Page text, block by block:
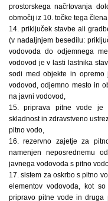
prostorskega načrtovanja
območij iz 10. točke tega člena,
14. priključek stavbe ali
(v nadaljnjem besedilu:
vodovoda do odjemnega
vodovod je v lasti lastnika
sodi med objekte in opremo
vodovod, odjemno mesto in
na javni vodovod,
15. priprava pitne vode je
skladnost in zdravstveno
pitno vodo,
16. rezervno zajetje za
namenjen neposrednemu
javnega vodovoda s pitno
17. sistem za oskrbo s pitno
elementov vodovoda, kot
pripravo pitne vode in druga